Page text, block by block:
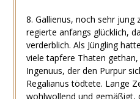
8. Gallienus, noch sehr jung
regierte anfangs glücklich,
verderblich. Als Jüngling
viele tapfere Thaten
Ingenuus, der den Purpur
Regalianus tödtete. Lange
wohlwollend und gemäßigt,